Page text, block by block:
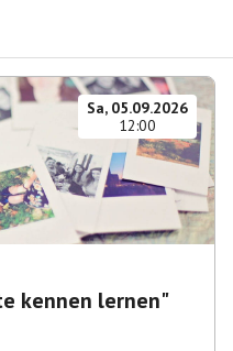
Sa, 05.09.2026
12:00
kennen lernen"